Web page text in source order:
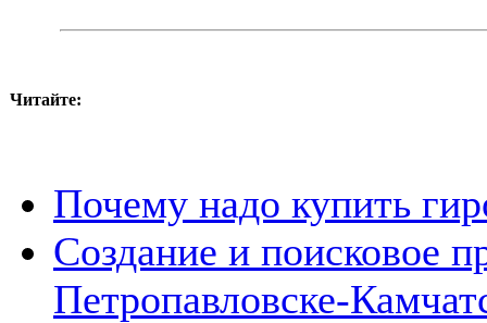
Читайте:
Почему надо купить
Создание и поисковое
Петропавловске-